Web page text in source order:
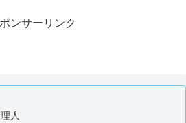
ンサーリンク
人